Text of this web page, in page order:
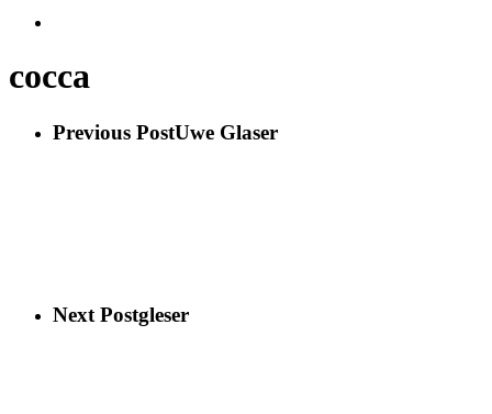
cocca
Previous PostUwe Glaser
Next Postgleser